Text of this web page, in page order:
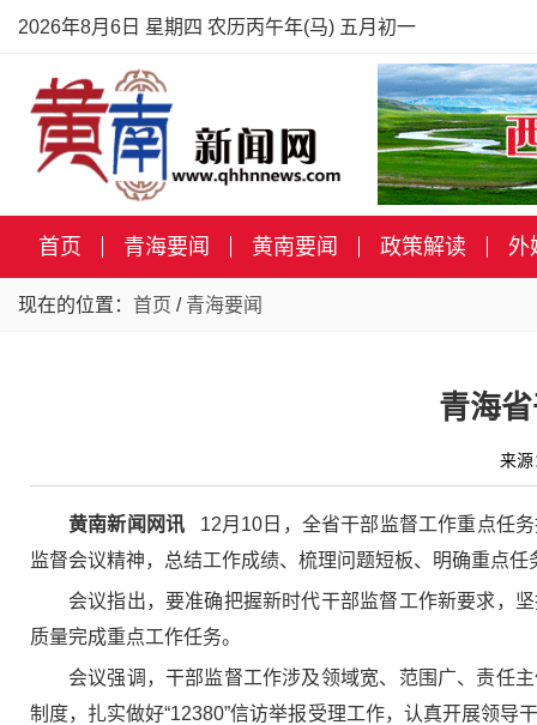
2026年8月6日 星期四 农历丙午年(马) 五月初一
首页 青海要闻 黄南要闻 政策解读 外
现在的位置： 首页 / 青海要闻
青海
来
黄南新闻网讯
12月10日，全省干部监督工作重点任
监督会议精神，总结工作成绩、梳理问题短板、明确重点
会议指出，要准确把握新时代干部监督工作新要求，
质量完成重点工作任务。
会议强调，干部监督工作涉及领域宽、范围广、责任
制度，扎实做好“12380”信访举报受理工作，认真开展领导